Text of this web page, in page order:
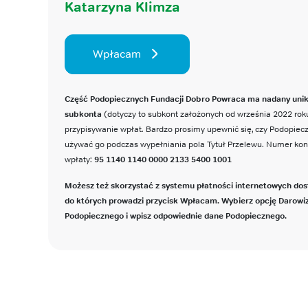
Katarzyna Klimza
Wpłacam
Część Podopiecznych Fundacji Dobro Powraca ma nadany
subkonta (dotyczy to subkont założonych od września 2022
przypisywanie wpłat. Bardzo prosimy upewnić się, czy
używać go podczas wypełniania pola Tytuł Przelewu. Numer
wpłaty: 95 1140 1140 0000 2133 5400 1001
Możesz też skorzystać z systemu płatności internetowych
do których prowadzi przycisk Wpłacam. Wybierz opcję
Podopiecznego i wpisz odpowiednie dane Podopiecznego.